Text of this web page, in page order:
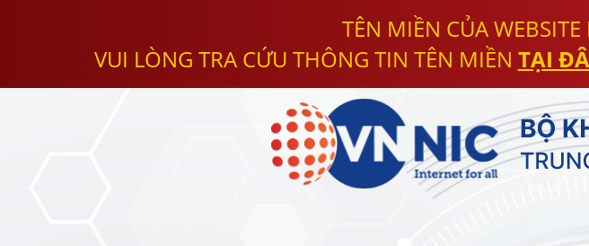
TÊN MIỀN CỦA
VUI LÒNG TRA CỨU THÔNG TIN TÊN MIỀN TẠI